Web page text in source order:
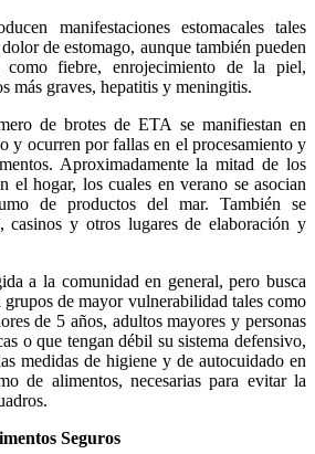
manifestaciones estomacales tales
de estomago, aunque también pueden
como fiebre, enrojecimiento de la piel,
más graves, hepatitis y meningitis.
de brotes de ETA se manifiestan en
y ocurren por fallas en el procesamiento y
Aproximadamente la mitad de los
el hogar, los cuales en verano se asocian
de productos del mar. También se
casinos y otros lugares de elaboración y
a la comunidad en general, pero busca
grupos de mayor vulnerabilidad tales como
de 5 años, adultos mayores y personas
o que tengan débil su sistema defensivo,
medidas de higiene y de autocuidado en
de alimentos, necesarias para evitar la
Seguros